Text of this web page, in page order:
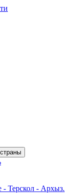
- Терскол - Архыз.